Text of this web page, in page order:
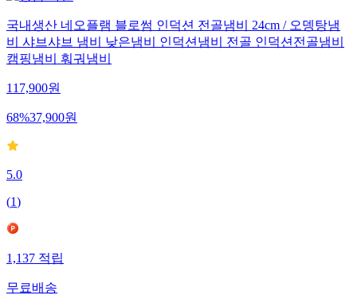
국내생산 네오플램 블로썸 인덕션 전골냄비 24cm / 오뎅탕냄
비 샤브샤브 냄비 낮은냄비 인덕션냄비 전골 인덕션전골냄비
캠핑냄비 훠궈냄비
117,900원
68%37,900원
5.0
(1)
1,137적립
무료배송